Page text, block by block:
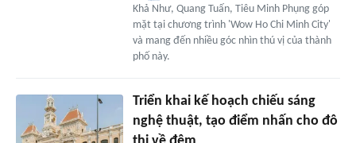
Khả Như, Quang Tuấn, Tiêu Minh Phụng góp
mặt tại chương trình 'Wow Ho Chi Minh City'
và mang đến nhiều góc nhìn thú vị của thành
phố này.
Triển khai kế hoạch chiếu sáng
nghệ thuật, tạo điểm nhấn cho đô